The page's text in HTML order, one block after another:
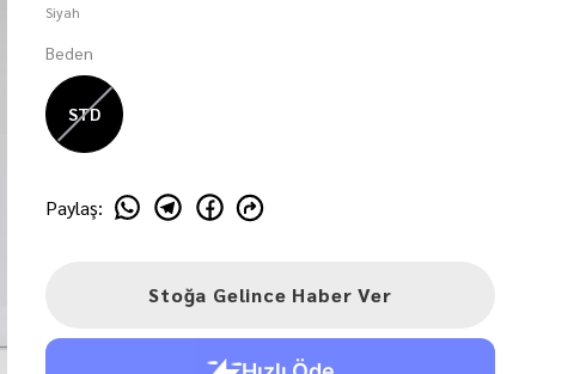
Siyah
Beden
STD
Paylaş:
Stoğa Gelince Haber Ver